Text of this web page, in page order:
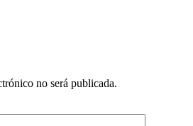
no será publicada.